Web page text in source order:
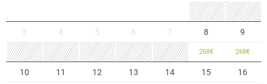
3 4 5 6 7 8
268€
9
268€
10 11 12 13 14 15 16